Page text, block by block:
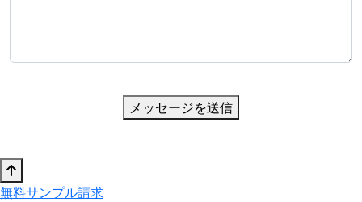
メッセージを送信
無料サンプル請求